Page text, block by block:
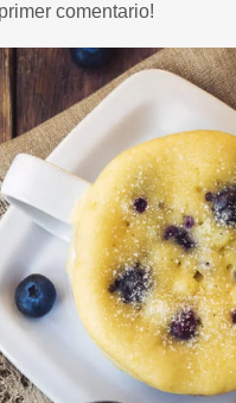
comentario!